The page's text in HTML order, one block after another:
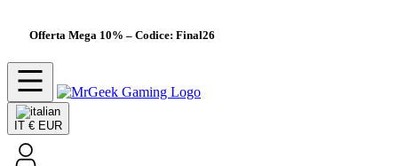
Offerta Mega 10% – Codice: Final26
IT € EUR